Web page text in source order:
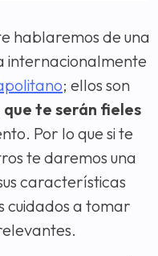
hablaremos de una
internacionalmente
; ellos son
que te serán fieles
Por lo que si te
te daremos una
características
cuidados a tomar